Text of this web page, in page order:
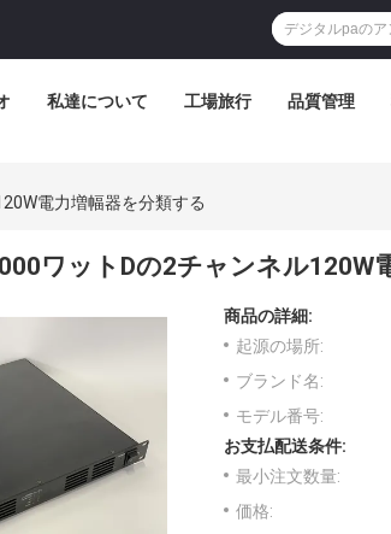
私達について 工場旅行 品質管理
電力増幅器を分類する
ワットDの2チャンネル120W
商品の詳細:
起源の場所:
ブランド名:
モデル番号:
お支払配送条件:
最小注文数量:
価格: